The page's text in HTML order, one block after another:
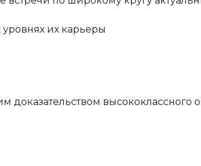
их карьеры
высококлассного